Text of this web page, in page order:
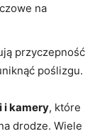
na
przyczepność
poślizgu.
i kamery, ​które
drodze. Wiele